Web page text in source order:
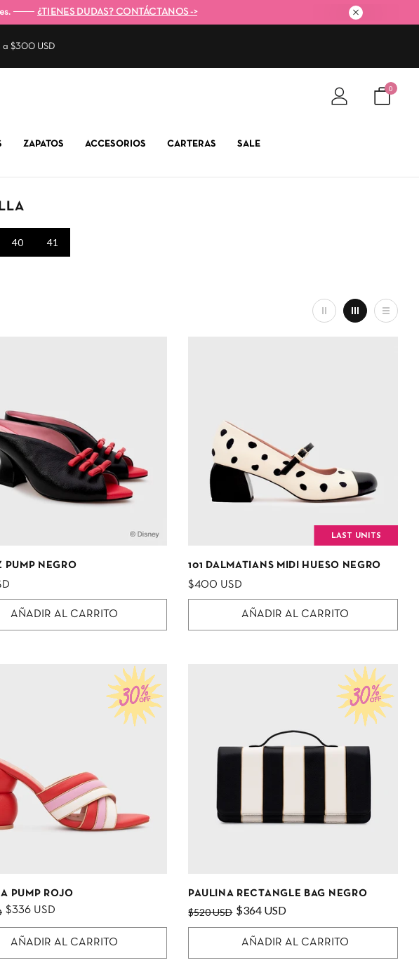
─── ¿TIENES DUDAS? CONTÁCTANOS ->
a $300 USD
0
ZAPATOS ACCESORIOS CARTERAS SALE
40 41
PUMP NEGRO
AÑADIR AL CARRITO
LAST UNITS
101 DALMATIANS MIDI HUESO NEGRO
$400 USD
AÑADIR AL CARRITO
PUMP ROJO
$336 USD
AÑADIR AL CARRITO
PAULINA RECTANGLE BAG NEGRO
$520 USD $364 USD
AÑADIR AL CARRITO